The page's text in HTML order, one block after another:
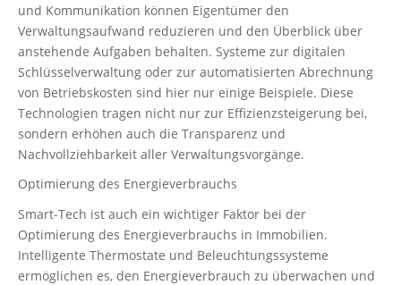
und Kommunikation können Eigentümer den
Verwaltungsaufwand reduzieren und den Überblick über
anstehende Aufgaben behalten. Systeme zur digitalen
Schlüsselverwaltung oder zur automatisierten Abrechnung
von Betriebskosten sind hier nur einige Beispiele. Diese
Technologien tragen nicht nur zur Effizienzsteigerung bei,
sondern erhöhen auch die Transparenz und
Nachvollziehbarkeit aller Verwaltungsvorgänge.
Optimierung des Energieverbrauchs
Smart-Tech ist auch ein wichtiger Faktor bei der
Optimierung des Energieverbrauchs in Immobilien.
Intelligente Thermostate und Beleuchtungssysteme
ermöglichen es, den Energieverbrauch zu überwachen und